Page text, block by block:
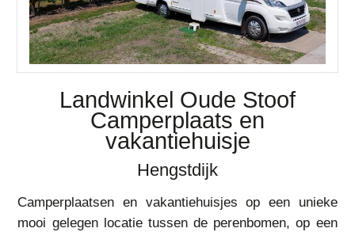
Landwinkel Oude Stoof
Camperplaats en
vakantiehuisje
Hengstdijk
Camperplaatsen en vakantiehuisjes op een unieke
mooi gelegen locatie tussen de perenbomen, op een